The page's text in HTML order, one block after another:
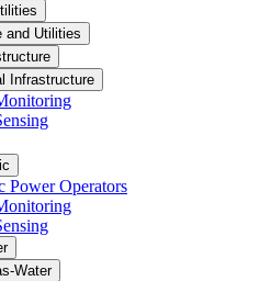
and Utilities
Infrastructure
Power Operators
Water